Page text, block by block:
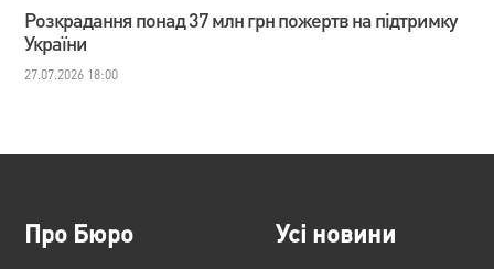
Розкрадання понад 37 млн грн пожертв на підтримку
України
27.07.2026 18:00
Про Бюро Усі новини